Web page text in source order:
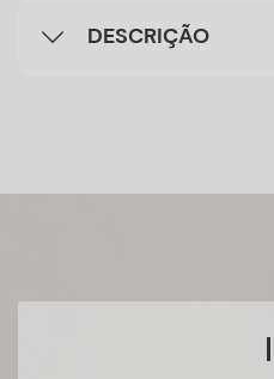
DESCRIÇÃO